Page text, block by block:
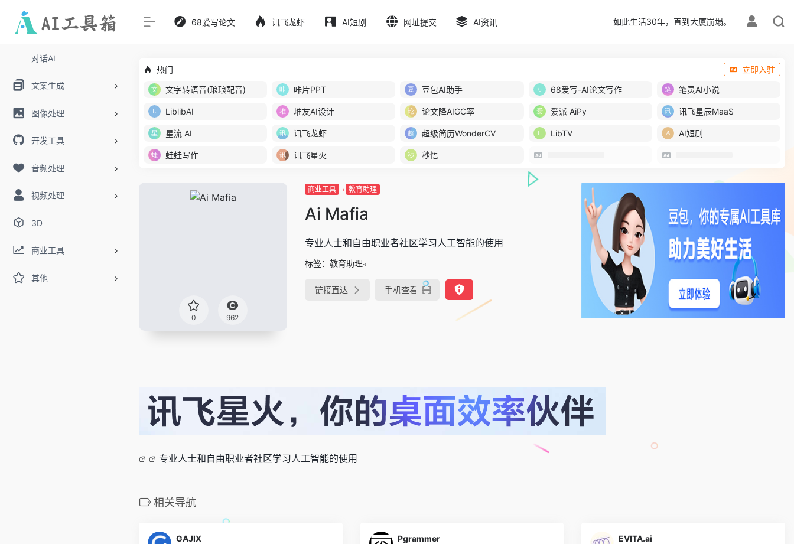
对话AI
文案生成
图像处理
开发工具
音频处理
视频处理
3D
商业工具
其他
68爱写论文 讯飞龙虾 AI短剧 网址提交 AI资讯 如此生活30年，直到大厦崩塌。
热门
立即入驻
文字转语音(琅琅配音)
咔片PPT 豆包AI助手 68爱写-AI论文写作 笔灵AI小说
LiblibAI 堆友AI设计 论文降AIGC率 爱派 AiPy 讯飞星辰MaaS
星流 AI 讯飞龙虾 超级简历WonderCV LibTV AI短剧
蛙蛙写作 讯飞星火 秒悟
0 962
商业工具 教育助理
Ai Mafia
专业人士和自由职业者社区学习人工智能的使用
标签： 教育助理
链接直达 手机查看
专业人士和自由职业者社区学习人工智能的使用
相关导航
GAJIX Pgrammer EVITA.ai